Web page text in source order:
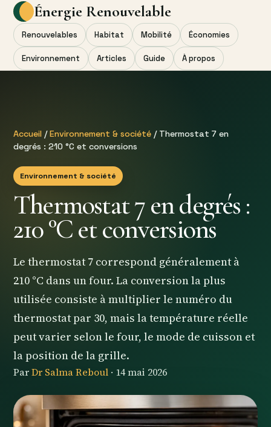
Énergie Renouvelable
Renouvelables Habitat Mobilité Économies
Environnement Articles Guide À propos
Accueil /Environnement & société / Thermostat 7 en
degrés : 210 °C et conversions
Environnement & société
Thermostat 7 en degrés :
210 °C et conversions
Le thermostat 7 correspond généralement à
210 °C dans un four. La conversion la plus
utilisée consiste à multiplier le numéro du
thermostat par 30, mais la température réelle
peut varier selon le four, le mode de cuisson et
la position de la grille.
ParDr Salma Reboul · 14 mai 2026